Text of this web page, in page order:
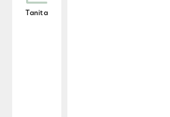
Tanita